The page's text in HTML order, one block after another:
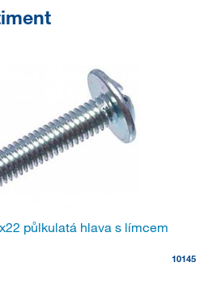
půlkulatá hlava s límcem
10145